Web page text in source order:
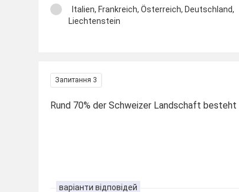
Italien, Frankreich, Österreich, Deutschland,
Liechtenstein
Запитання 3
Rund 70% der Schweizer Landschaft besteht
варіанти відповідей